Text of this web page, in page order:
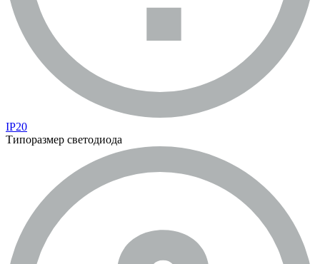
IP20
Типоразмер светодиода